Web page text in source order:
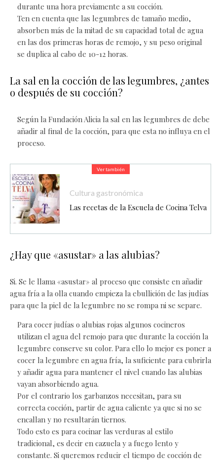
durante una hora previamente a su cocción.
Ten en cuenta que las legumbres de tamaño medio,
absorben más de la mitad de su capacidad total de agua
en las dos primeras horas de remojo, y su peso original
se duplica al cabo de 10-12 horas.
La sal en la cocción de las legumbres, ¿antes
o después de su cocción?
Según la Fundación Alicia la sal en las legumbres de debe
añadir al final de la cocción, para que esta no influya en el
proceso.
Ver también
Cultura gastronómica
Las recetas de la Escuela de Cocina Telva
¿Hay que «asustar» a las alubias?
Si. Se le llama «asustar» al proceso que consiste en añadir
agua fría a la olla cuando empieza la ebullición de las judías
para que la piel de la legumbre no se rompa ni se separe.
Para cocer judías o alubias rojas algunos cocineros
utilizan el agua del remojo para que durante la cocción la
legumbre conserve su color. Para ello lo mejor es poner a
cocer la legumbre en agua fría, la suficiente para cubrirla
y añadir agua para mantener el nivel cuando las alubias
vayan absorbiendo agua.
Por el contrario los garbanzos necesitan, para su
correcta cocción, partir de agua caliente ya que si no se
encallan y no resultarán tiernos.
Todo esto es para cocinar las verduras al estilo
tradicional, es decir en cazuela y a fuego lento y
constante. Si queremos reducir el tiempo de cocción de